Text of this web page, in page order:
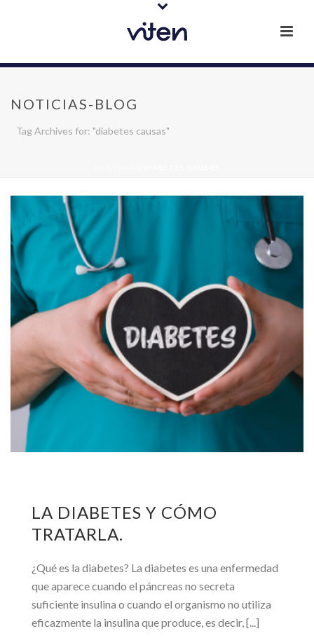
NOTICIAS-BLOG
Tag Archives for: "diabetes causas"
LA DIABETES Y CÓMO
TRATARLA.
¿Qué es la diabetes? La diabetes es una enfermedad
que aparece cuando el páncreas no secreta
suficiente insulina o cuando el organismo no utiliza
eficazmente la insulina que produce, es decir, [...]